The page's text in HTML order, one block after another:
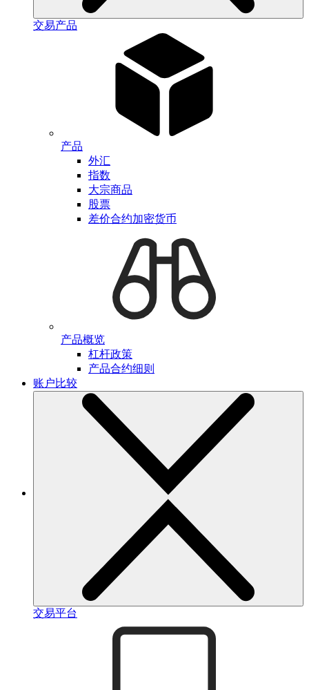
交易产品
产品
外汇
指数
大宗商品
股票
差价合约加密货币
产品概览
杠杆政策
产品合约细则
账户比较
交易平台